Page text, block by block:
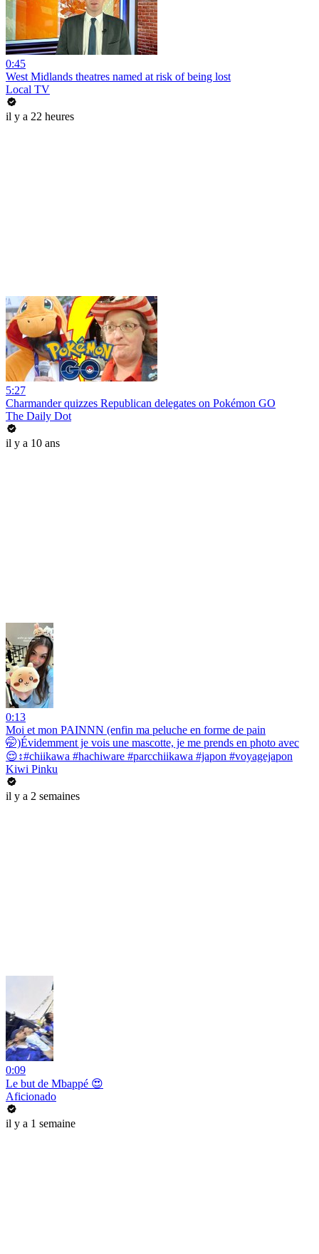
0:45
West Midlands theatres named at risk of being lost
Local TV
il y a 22 heures
5:27
Charmander quizzes Republican delegates on Pokémon GO
The Daily Dot
il y a 10 ans
0:13
Moi et mon PAINNN (enfin ma peluche en forme de pain
🤭)Évidemment je vois une mascotte, je me prends en photo avec
😌↕️#chiikawa #hachiware #parcchiikawa #japon #voyagejapon
Kiwi Pinku
il y a 2 semaines
0:09
Le but de Mbappé 😍
Aficionado
il y a 1 semaine